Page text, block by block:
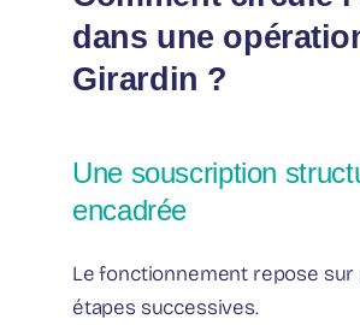
dans une
Girardin ?
Une souscription
encadrée
Le fonctionnement repose sur
étapes successives.